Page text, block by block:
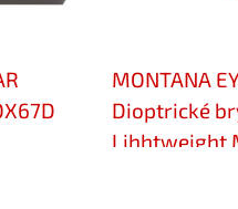
MONTANA
Dioptrické
Lihhtweight